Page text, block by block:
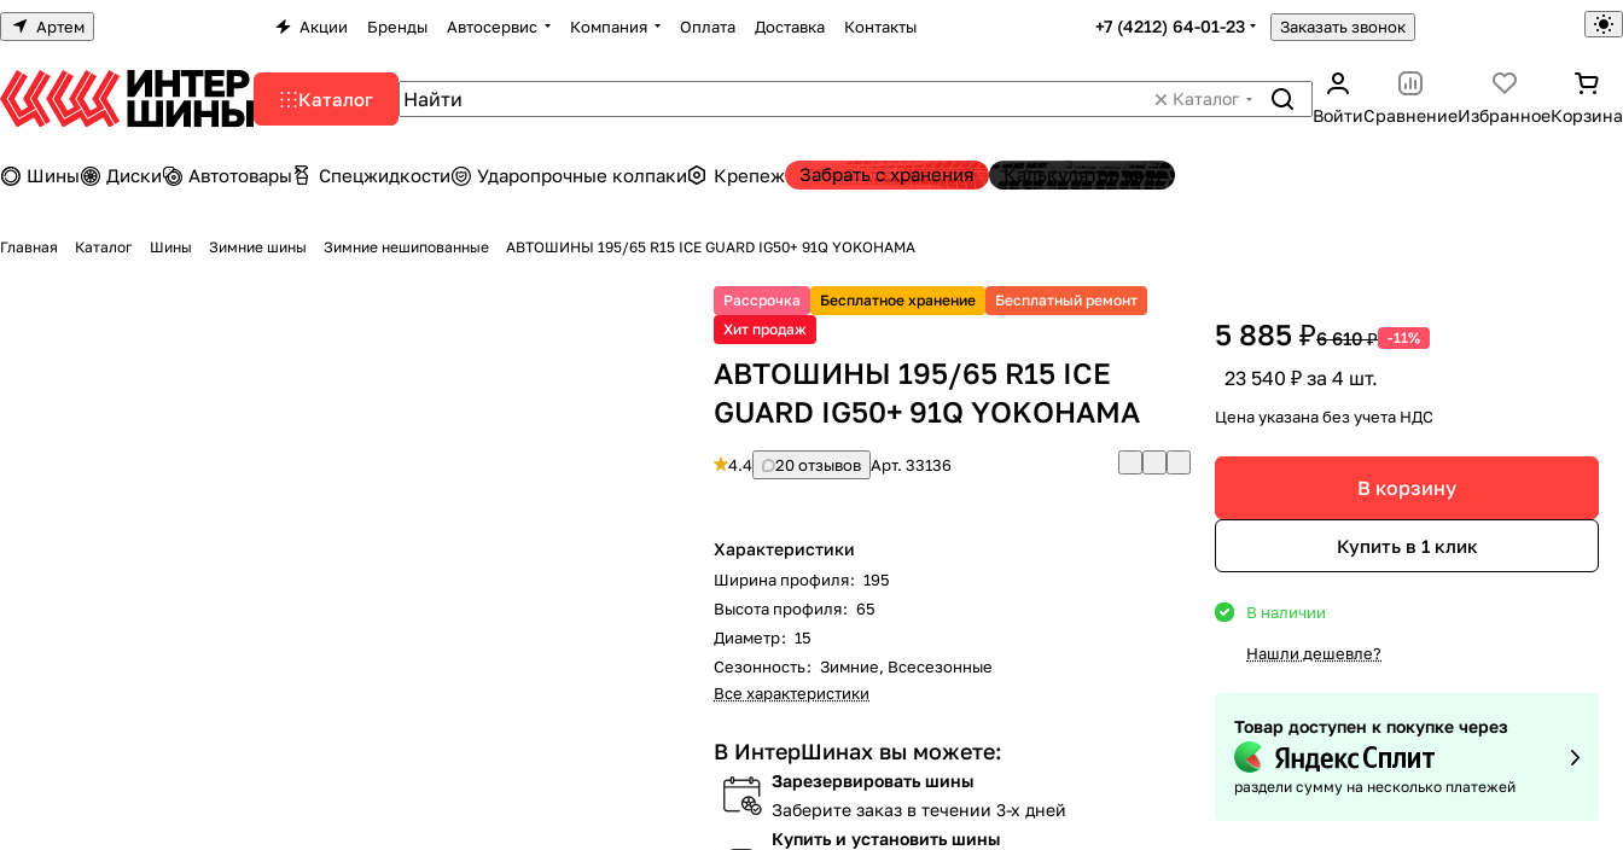
Артем Акции Бренды Автосервис Компания Оплата Доставка Контакты +7 (4212) 64-01-23 Заказать звонок
Каталог
Каталог
ВойтиСравнениеИзбранноеКорзина
Шины Диски Автотовары Спецжидкости Ударопрочные колпаки Крепеж Забрать с хранения Калькулятор шин
Главная Каталог Шины Зимние шины Зимние нешипованные АВТОШИНЫ 195/65 R15 ICE GUARD IG50+ 91Q YOKOHAMA
Рассрочка Бесплатное хранение
Бесплатный ремонт
Хит продаж
АВТОШИНЫ 195/65 R15 ICE
GUARD IG50+ 91Q YOKOHAMA
4.4 20 отзывов Арт.33136
Характеристики
Ширина профиля: 195
Высота профиля: 65
Диаметр: 15
Сезонность: Зимние, Всесезонные
Все характеристики
В ИнтерШинах вы можете:
Зарезервировать шины
Заберите заказ в течении 3-х дней
Купить и установить шины
5 885 ₽6 610 ₽ -11%
23 540 ₽ за 4 шт.
Цена указана без учета НДС
В корзину
Купить в 1 клик
В наличии
Нашли дешевле?
Товар доступен к покупке через
раздели сумму на несколько платежей